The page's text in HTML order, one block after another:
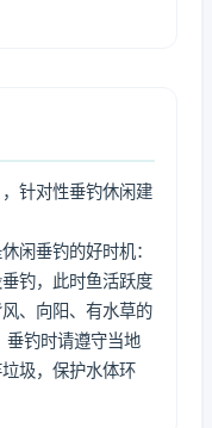
针对性垂钓休闲建
闲垂钓的好时机：
钓，此时鱼活跃度
、向阳、有水草的
垂钓时请遵守当地
圾，保护水体环